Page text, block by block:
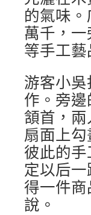
的氣味
萬千，
等手工
游客小
作。旁
頷首，
扇面上
彼此的
定以后
得一件
說。